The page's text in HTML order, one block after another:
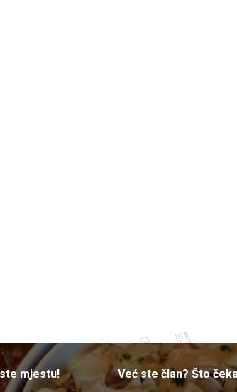
mjestu! Već ste član? Što